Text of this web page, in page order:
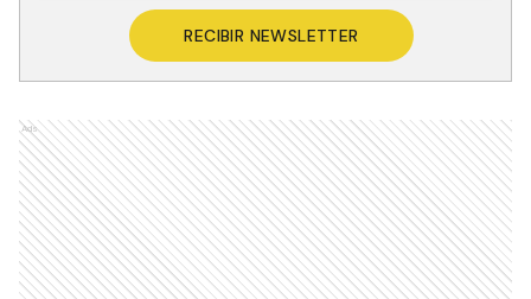
RECIBIR NEWSLETTER
Ads